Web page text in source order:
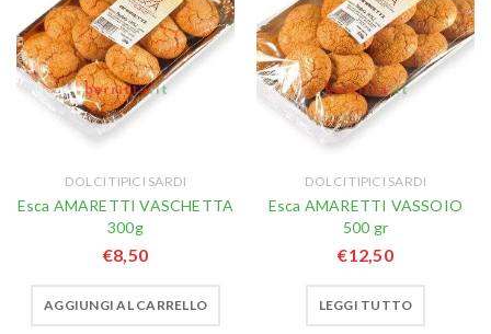
DOLCI TIPICI SARDI
Esca AMARETTI VASCHETTA
300g
€8,50
AGGIUNGI AL CARRELLO
DOLCI TIPICI SARDI
Esca AMARETTI VASSOIO
500 gr
€12,50
LEGGI TUTTO